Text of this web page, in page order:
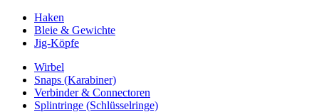
Haken
Bleie & Gewichte
Jig-Köpfe
Wirbel
Snaps (Karabiner)
Verbinder & Connectoren
Splintringe (Schlüsselringe)